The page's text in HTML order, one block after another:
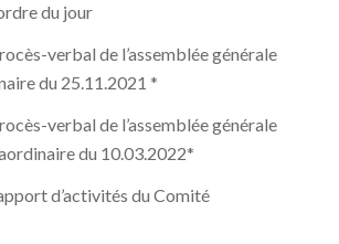
du jour
verbal de l’assemblée générale
du 25.11.2021 *
verbal de l’assemblée générale
du 10.03.2022*
d’activités du Comité